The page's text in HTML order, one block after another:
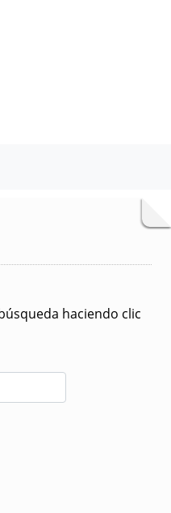
haciendo clic